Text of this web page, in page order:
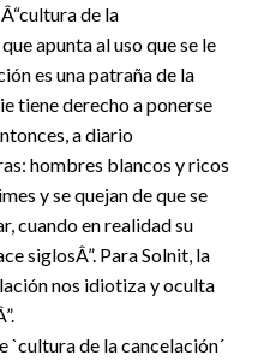
de la
apunta al uso que se le
es una patraña de la
tiene derecho a ponerse
a diario
hombres blancos y ricos
y se quejan de que se
cuando en realidad su
siglosÂ”. Para Solnit, la
nos idiotiza y oculta
`cultura de la cancelación´